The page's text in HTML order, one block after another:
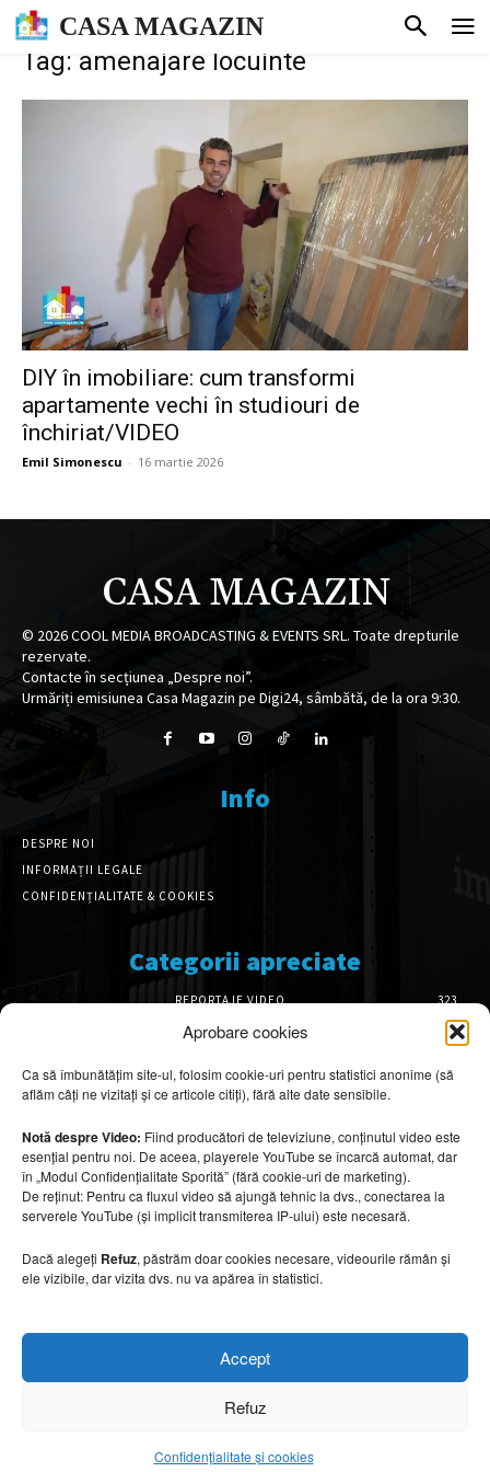
Aprobare cookies
Ca să îmbunătățim site-ul, folosim cookie-uri pentru statistici anonime (să
aflăm câți ne vizitați și ce articole citiți), fără alte date sensibile.
Notă despre Video: Fiind producători de televiziune, conținutul video este
esențial pentru noi. De aceea, playerele YouTube se încarcă automat, dar
în „Modul Confidențialitate Sporită” (fără cookie-uri de marketing).
De reținut: Pentru ca fluxul video să ajungă tehnic la dvs., conectarea la
serverele YouTube (și implicit transmiterea IP-ului) este necesară.
Dacă alegeți Refuz, păstrăm doar cookies necesare, videourile rămân și
ele vizibile, dar vizita dvs. nu va apărea în statistici.
Accept
Refuz
Confidențialitate și cookies
CASA MAGAZIN
Tag: amenajare locuinte
DIY în imobiliare: cum transformi
apartamente vechi în studiouri de
închiriat/VIDEO
Emil Simonescu - 16 martie 2026
CASA MAGAZIN
© 2026COOL MEDIA BROADCASTING & EVENTS SRL. Toate drepturile
rezervate.
Contacte în secțiunea „Despre noi”.
Urmăriți emisiunea Casa Magazin pe Digi24, sâmbătă, de la ora 9:30.
Info
DESPRE NOI
INFORMAȚII LEGALE
CONFIDENȚIALITATE & COOKIES
Categorii apreciate
REPORTAJE VIDEO
323
AMENAJĂRI INTERIOARE
126
DESIGN INTERIOR
64
ARHITECTURĂ & DESIGN
OPINII & ANALIZE
43
Articole recomandate
Secretele construirii bungalourilor
6 august 2026
Cum amenajezi curtea pentru seri de vară